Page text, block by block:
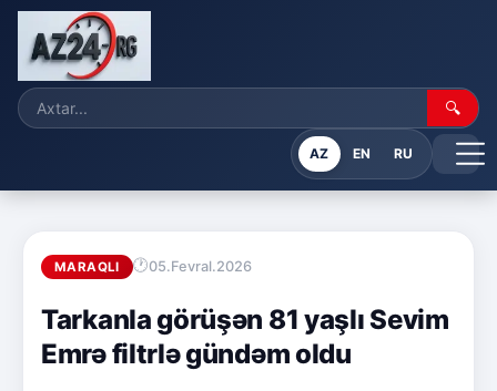
🔍
AZ EN RU
MARAQLI 05.Fevral.2026
Tarkanla görüşən 81 yaşlı Sevim
Emrə filtrlə gündəm oldu